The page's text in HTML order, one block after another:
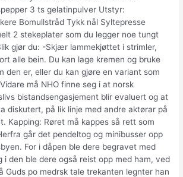
3 ts gelatinpulver Utstyr:
Bomullstråd Tykk nål Syltepresse
2 stekeplater som du legger noe tungt
gjør du: -Skjær lammekjøttet i strimler,
alle bein. Du kan lage kremen og bruke
den er, eller du kan gjøre en variant som
må NHO finne seg i at norsk
bistandsengasjement blir evaluert og at
diskutert, på lik linje med andre aktørar på
Kapping: Røret må kappes så rett som
går det pendeltog og minibusser opp
For i dåpen ble dere begravet med
i den ble dere også reist opp med ham, ved
Guds po medrsk tale trekanten legnter han